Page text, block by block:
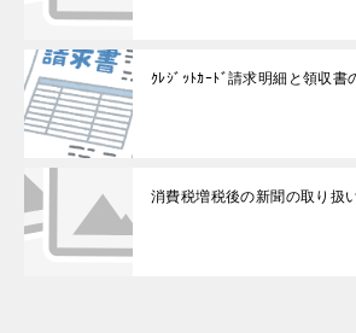
ｸﾚｼﾞｯﾄｶｰﾄﾞ請求明細と領収書
消費税増税後の新聞の取り扱